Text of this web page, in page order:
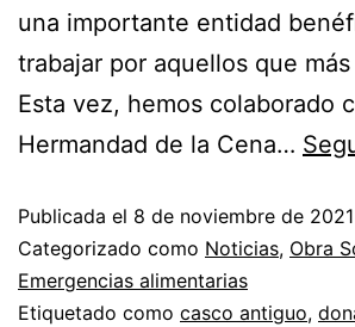
una importante entidad
trabajar por aquellos que
Esta vez, hemos colaborado
Hermandad de la Cena…
Publicada el 8 de noviembre de 2021
Categorizado como Noticias, Obra
Emergencias alimentarias
Etiquetado como casco antiguo,